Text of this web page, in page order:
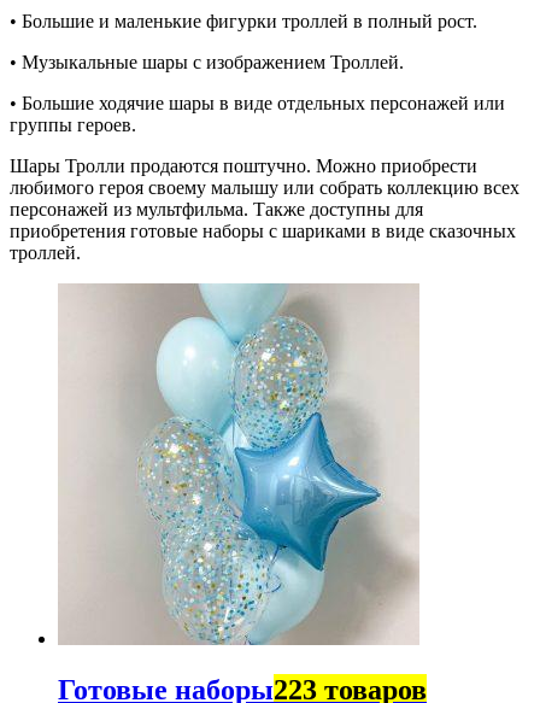
• Большие и маленькие фигурки троллей в полный рост.
• Музыкальные шары с изображением Троллей.
• Большие ходячие шары в виде отдельных персонажей или
группы героев.
Шары Тролли продаются поштучно. Можно приобрести
любимого героя своему малышу или собрать коллекцию всех
персонажей из мультфильма. Также доступны для
приобретения готовые наборы с шариками в виде сказочных
троллей.
Готовые наборы223 товаров